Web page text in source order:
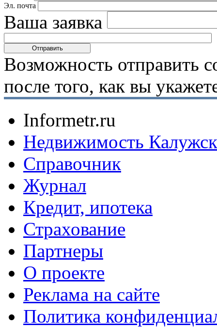
Эл. почта
Ваша заявка
Возможность отправить
после того, как вы
Informetr.ru
Недвижимость
Справочник
Журнал
Кредит, ипотека
Страхование
Партнеры
O проекте
Реклама на сайте
Политика